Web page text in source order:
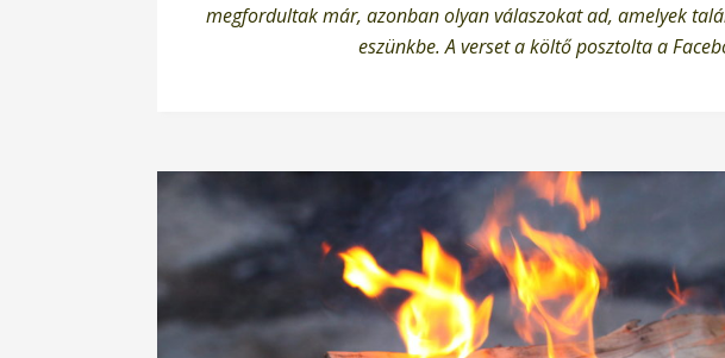
megfordultak már, azonban olyan válaszokat ad, amelyek
eszünkbe. A verset a költő posztolta a